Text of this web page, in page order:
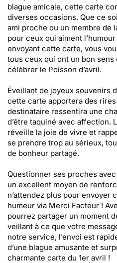
blague amicale, cette carte
diverses occasions. Que ce
ami proche ou un membre de
pour ceux qui aiment
envoyant cette carte, vous
tous ceux qui ont un bon sens
célébrer le Poisson d’avril.
Éveillant de joyeux souvenirs
cette carte apportera des
destinataire ressentira une
d’être taquiné avec affection.
réveille la joie de vivre et
se prendre trop au sérieux,
de bonheur partagé.
Questionner ses proches
un excellent moyen de
n’attendez plus pour envoyer
humeur via Merci Facteur !
pourrez partager un moment
veillant à ce que votre
notre service, l’envoi est
d’une blague amusante et
charmante carte du 1er avril !